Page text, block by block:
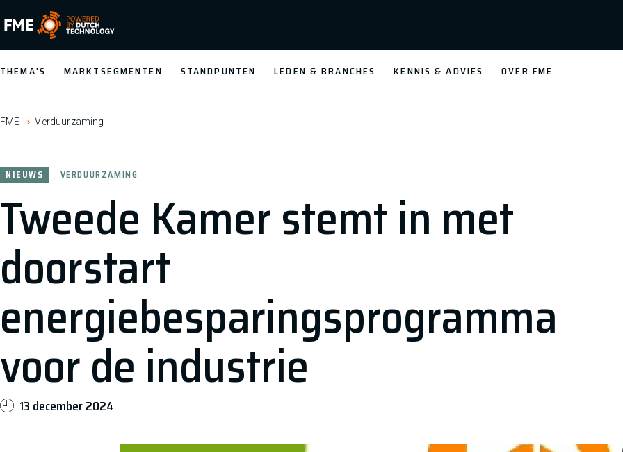
FME Logo, to the homepage
THEMA'S MARKTSEGMENTEN STANDPUNTEN LEDEN & BRANCHES KENNIS & ADVIES OVER FME
FME Verduurzaming
Tweede Kamer stemt in met
doorstart
energiebesparingsprogramma
voor de industrie
NIEUWS VERDUURZAMING
13 december 2024